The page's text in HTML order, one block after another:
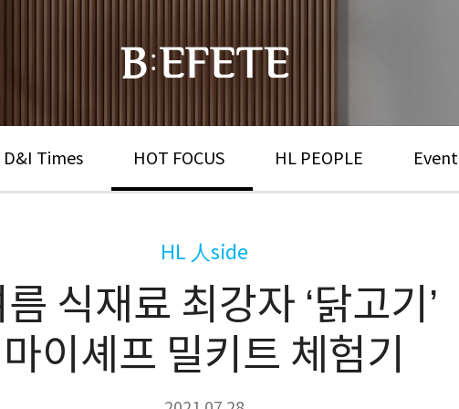
D&I Times HOT FOCUS HL PEOPLE Event
HL 人side
식재료 최강자 ‘닭고기’
마이셰프 밀키트 체험기